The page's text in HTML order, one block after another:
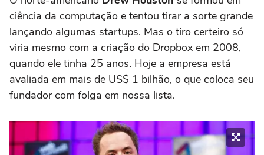
ciência da computação e tentou tirar a sorte grande
lançando algumas startups. Mas o tiro certeiro só
viria mesmo com a criação do Dropbox em 2008,
quando ele tinha 25 anos. Hoje a empresa está
avaliada em mais de US$ 1 bilhão, o que coloca seu
fundador com folga em nossa lista.